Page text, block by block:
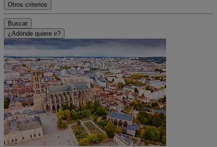
Otros criterios
Buscar
¿Adónde quiere ir?